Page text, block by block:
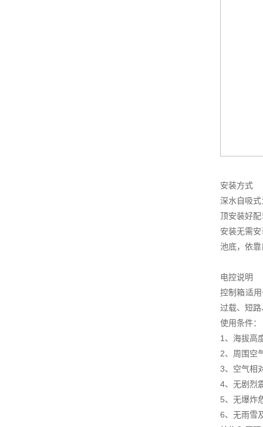
安装方式
深水自吸
顶安装好
安装无需
池底，依
电控说明
控制箱适
过载、短
使用条件：
1、海拔高
2、周围空
3、空气相
4、无剧烈
5、无爆炸
6、无雨雪